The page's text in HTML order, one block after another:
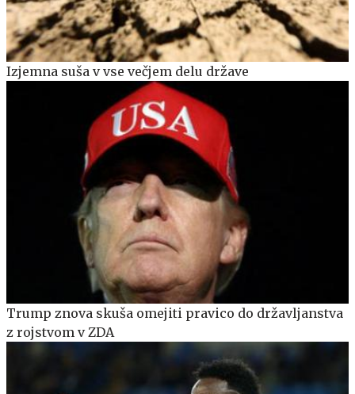
Izjemna suša v vse večjem delu države
Trump znova skuša omejiti pravico do državljanstva
z rojstvom v ZDA